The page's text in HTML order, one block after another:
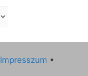
Impresszum •